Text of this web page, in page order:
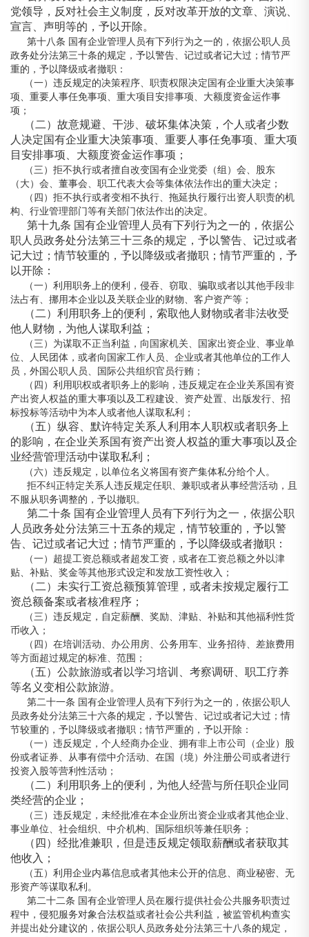
党领导，反对社会主义制度，反对改革开放的文章、演说、
宣言、声明等的，予以开除。
第十八条 国有企业管理人员有下列行为之一的，依据公职人员
政务处分法第三十条的规定，予以警告、记过或者记大过；情节严
重的，予以降级或者撤职：
（一）违反规定的决策程序、职责权限决定国有企业重大决策事
项、重要人事任免事项、重大项目安排事项、大额度资金运作事
项；
（二）故意规避、干涉、破坏集体决策，个人或者少数
人决定国有企业重大决策事项、重要人事任免事项、重大项
目安排事项、大额度资金运作事项；
（三）拒不执行或者擅自改变国有企业党委（组）会、股东
（大）会、董事会、职工代表大会等集体依法作出的重大决定；
（四）拒不执行或者变相不执行、拖延执行履行出资人职责的机
构、行业管理部门等有关部门依法作出的决定。
第十九条 国有企业管理人员有下列行为之一的，依据公
职人员政务处分法第三十三条的规定，予以警告、记过或者
记大过；情节较重的，予以降级或者撤职；情节严重的，予
以开除：
（一）利用职务上的便利，侵吞、窃取、骗取或者以其他手段非
法占有、挪用本企业以及关联企业的财物、客户资产等；
（二）利用职务上的便利，索取他人财物或者非法收受
他人财物，为他人谋取利益；
（三）为谋取不正当利益，向国家机关、国家出资企业、事业单
位、人民团体，或者向国家工作人员、企业或者其他单位的工作人
员，外国公职人员、国际公共组织官员行贿；
（四）利用职权或者职务上的影响，违反规定在企业关系国有资
产出资人权益的重大事项以及工程建设、资产处置、出版发行、招
标投标等活动中为本人或者他人谋取私利；
（五）纵容、默许特定关系人利用本人职权或者职务上
的影响，在企业关系国有资产出资人权益的重大事项以及企
业经营管理活动中谋取私利；
（六）违反规定，以单位名义将国有资产集体私分给个人。
拒不纠正特定关系人违反规定任职、兼职或者从事经营活动，且
不服从职务调整的，予以撤职。
第二十条 国有企业管理人员有下列行为之一，依据公职
人员政务处分法第三十五条的规定，情节较重的，予以警
告、记过或者记大过；情节严重的，予以降级或者撤职：
（一）超提工资总额或者超发工资，或者在工资总额之外以津
贴、补贴、奖金等其他形式设定和发放工资性收入；
（二）未实行工资总额预算管理，或者未按规定履行工
资总额备案或者核准程序；
（三）违反规定，自定薪酬、奖励、津贴、补贴和其他福利性货
币收入；
（四）在培训活动、办公用房、公务用车、业务招待、差旅费用
等方面超过规定的标准、范围；
（五）公款旅游或者以学习培训、考察调研、职工疗养
等名义变相公款旅游。
第二十一条 国有企业管理人员有下列行为之一的，依据公职人
员政务处分法第三十六条的规定，予以警告、记过或者记大过；情
节较重的，予以降级或者撤职；情节严重的，予以开除：
（一）违反规定，个人经商办企业、拥有非上市公司（企业）股
份或者证券、从事有偿中介活动、在国（境）外注册公司或者进行
投资入股等营利性活动；
（二）利用职务上的便利，为他人经营与所任职企业同
类经营的企业；
（三）违反规定，未经批准在本企业所出资企业或者其他企业、
事业单位、社会组织、中介机构、国际组织等兼任职务；
（四）经批准兼职，但是违反规定领取薪酬或者获取其
他收入；
（五）利用企业内幕信息或者其他未公开的信息、商业秘密、无
形资产等谋取私利。
第二十二条 国有企业管理人员在履行提供社会公共服务职责过
程中，侵犯服务对象合法权益或者社会公共利益，被监管机构查实
并提出处分建议的，依据公职人员政务处分法第三十八条的规定，